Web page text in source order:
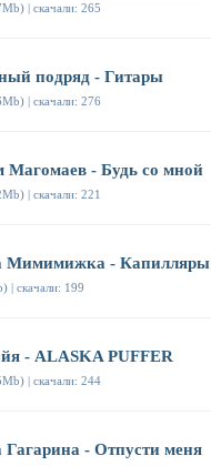
| скачали: 265
подряд - Гитары
| скачали: 276
Магомаев - Будь со мной
| скачали: 221
Мимимижка - Капилляры
| скачали: 199
- ALASKA PUFFER
| скачали: 244
- Отпусти меня